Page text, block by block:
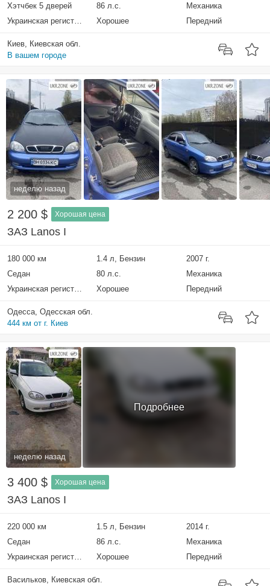
Хэтчбек 5 дверей
86 л.с.
Механика
Украинская регистрация
Хорошее Передний
Киев, Киевская обл.
В вашем городе
неделю назад
2 200 $ Хорошая цена
ЗАЗ Lanos I
180 000 км 1.4 л, Бензин
2007 г.
Седан
80 л.с.
Механика
Украинская регистрация
Хорошее Передний
Одесса, Одесская обл.
444 км от г. Киев
неделю назад
Подробнее
3 400 $ Хорошая цена
ЗАЗ Lanos I
220 000 км 1.5 л, Бензин
2014 г.
Седан
86 л.с.
Механика
Украинская регистрация
Хорошее Передний
Васильков, Киевская обл.